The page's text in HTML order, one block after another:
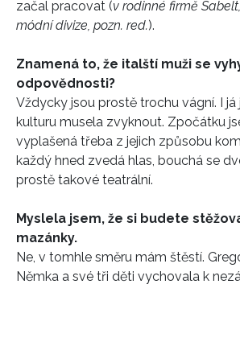
začal pracovat (v rodinné firmě
módní divize, pozn. red.).
Znamená to, že italští muži se
odpovědnosti?
Vždycky jsou prostě trochu vágní. I já
kulturu musela zvyknout. Zpočátku
vyplašená třeba z jejich způsobu
každý hned zvedá hlas, bouchá se
prostě takové teatrální.
Myslela jsem, že si budete
mazánky.
Ne, v tomhle směru mám štěstí.
Němka a své tři děti vychovala k